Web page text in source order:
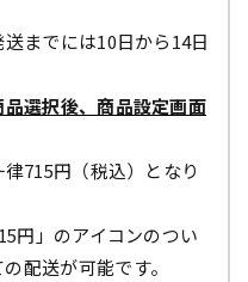
までには10日から14日
選択後、商品設定画面
715円（税込）となり
円」のアイコンのつい
配送が可能です。